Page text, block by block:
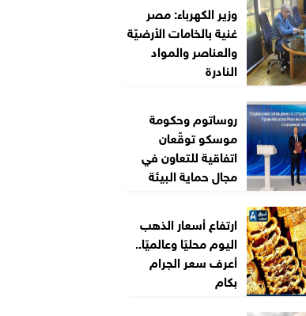
وزير الكهرباء: مصر
غنية بالخامات الأرضيّة
والعناصر والمواد
النادرة
روساتوم وحكومة
موسكو توقّعان
اتفاقية للتعاون في
مجال حماية البيئة
ارتفاع أسعار الذهب
اليوم محليًا وعالميًا..
أعرف سعر الجرام
بكام